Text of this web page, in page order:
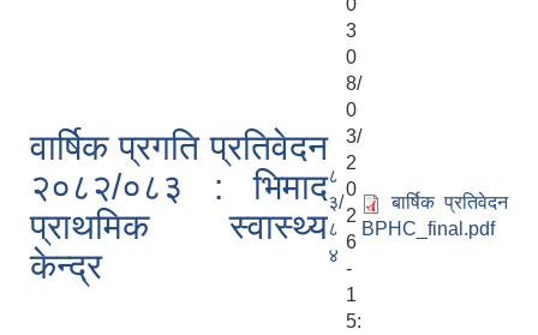
3
वार्षिक प्रगति प्रतिवेदन
२०८२/०८३ : भिमाद
प्राथमिक स्वास्थ्य
केन्द्र
८
३/
८
४
0
8/
0
3/
2
0
2
6
-
1
5:
बार्षिक प्रतिवेदन
BPHC_final.pdf